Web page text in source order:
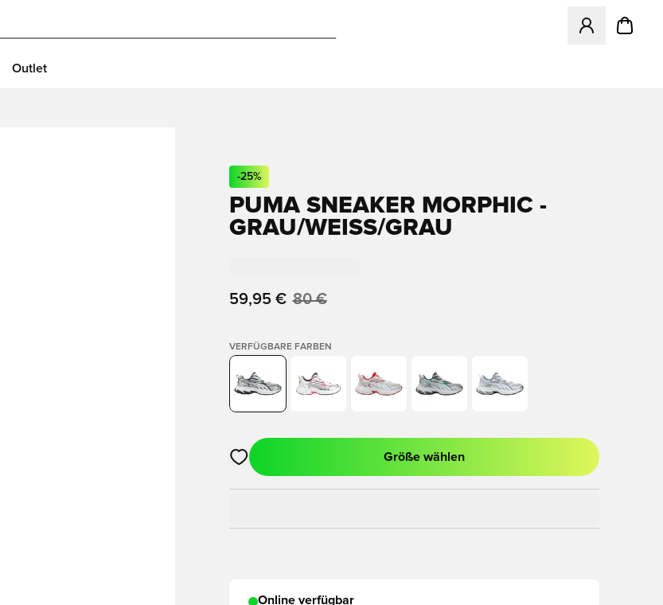
Öffnet ein
Outlet
-25%
PUMA SNEAKER MORPHIC -
GRAU/WEISS/GRAU
59,95 € 80 €
VERFÜGBARE FARBEN
Öffnet ein neues Fenster zum Anmelden oder Registrieren als Mitglied
Größe wählen
Online verfügbar